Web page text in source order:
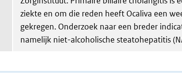
ziekte en om die reden heeft Ocaliva een
gekregen. Onderzoek naar een breder
namelijk niet-alcoholische steatohepatitis